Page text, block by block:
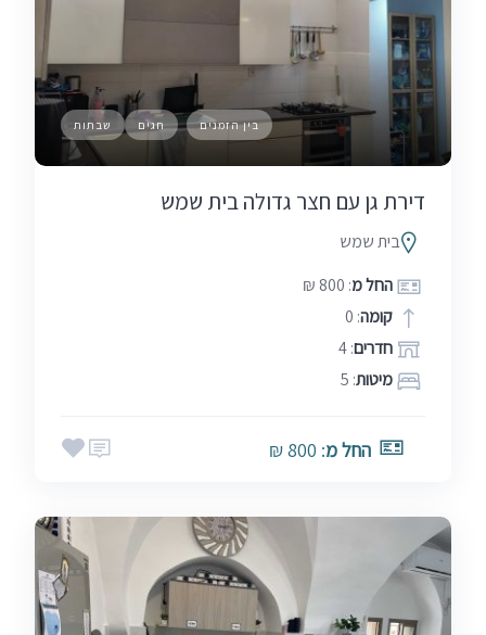
בין הזמנים חגים שבתות
דירת גן עם חצר גדולה בית שמש
בית שמש
החל מ: 800 ₪
קומה: 0
חדרים: 4
מיטות: 5
החל מ: 800 ₪